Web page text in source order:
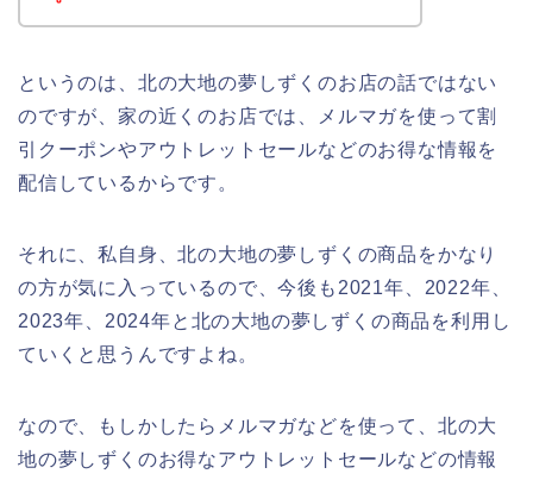
というのは、北の大地の夢しずくのお店の話ではない
のですが、家の近くのお店では、メルマガを使って割
引クーポンやアウトレットセールなどのお得な情報を
配信しているからです。
それに、私自身、北の大地の夢しずくの商品をかなり
の方が気に入っているので、今後も2021年、2022年、
2023年、2024年と北の大地の夢しずくの商品を利用し
ていくと思うんですよね。
なので、もしかしたらメルマガなどを使って、北の大
地の夢しずくのお得なアウトレットセールなどの情報